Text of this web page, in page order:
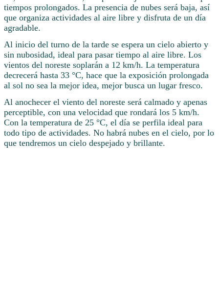
tiempos prolongados. La presencia de nubes será baja, así
que organiza actividades al aire libre y disfruta de un día
agradable.
Al inicio del turno de la tarde se espera un cielo abierto y
sin nubosidad, ideal para pasar tiempo al aire libre. Los
vientos del noreste soplarán a 12 km/h. La temperatura
decrecerá hasta 33 °C, hace que la exposición prolongada
al sol no sea la mejor idea, mejor busca un lugar fresco.
Al anochecer el viento del noreste será calmado y apenas
perceptible, con una velocidad que rondará los 5 km/h.
Con la temperatura de 25 °C, el día se perfila ideal para
todo tipo de actividades. No habrá nubes en el cielo, por lo
que tendremos un cielo despejado y brillante.